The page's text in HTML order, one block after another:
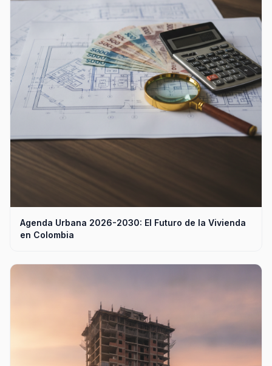
Agenda Urbana 2026-2030: El Futuro de la Vivienda
en Colombia